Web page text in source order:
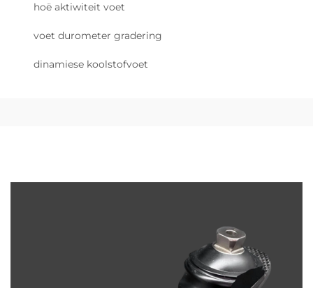
hoë aktiwiteit voet
voet durometer gradering
dinamiese koolstofvoet